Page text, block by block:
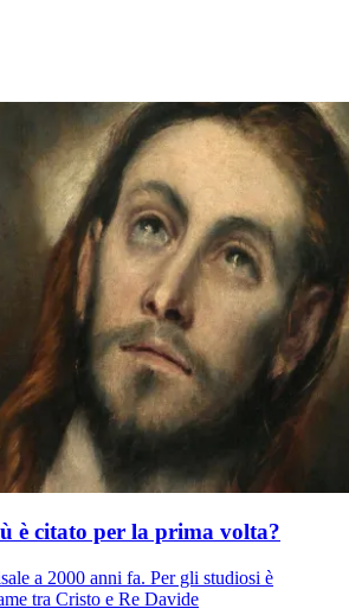
è citato per la prima volta?
a 2000 anni fa. Per gli studiosi è
tra Cristo e Re Davide